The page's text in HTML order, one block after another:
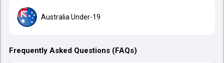
Australia Under-19
Frequently Asked Questions (FAQs)